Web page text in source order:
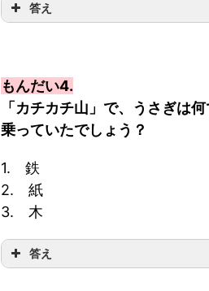
答え
もんだい4.
「カチカチ山」で、うさぎは
乗っていたでしょう？
1. 鉄
2. 紙
3. 木
答え